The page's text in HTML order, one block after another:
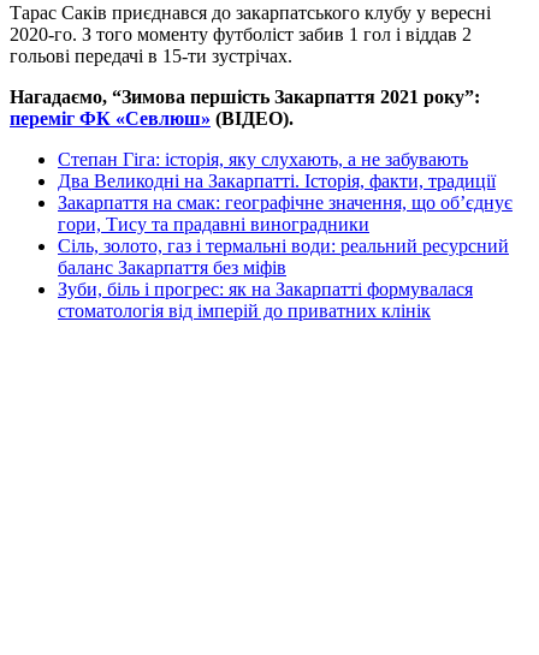
Тарас Саків приєднався до закарпатського клубу у вересні
2020-го. З того моменту футболіст забив 1 гол і віддав 2
гольові передачі в 15-ти зустрічах.
Нагадаємо, “Зимова першість Закарпаття 2021 року”:
переміг ФК «Севлюш» (ВІДЕО).
Степан Гіга: історія, яку слухають, а не забувають
Два Великодні на Закарпатті. Історія, факти, традиції
Закарпаття на смак: географічне значення, що об’єднує
гори, Тису та прадавні виноградники
Сіль, золото, газ і термальні води: реальний ресурсний
баланс Закарпаття без міфів
Зуби, біль і прогрес: як на Закарпатті формувалася
стоматологія від імперій до приватних клінік